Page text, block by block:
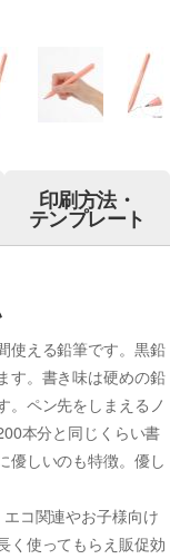
印刷方法・
テンプレート
使える鉛筆です。黒鉛
す。書き味は硬めの鉛
。ペン先をしまえるノ
本分と同じくらい書
優しいのも特徴。優し
コ関連やお子様向け
く使ってもらえ販促効